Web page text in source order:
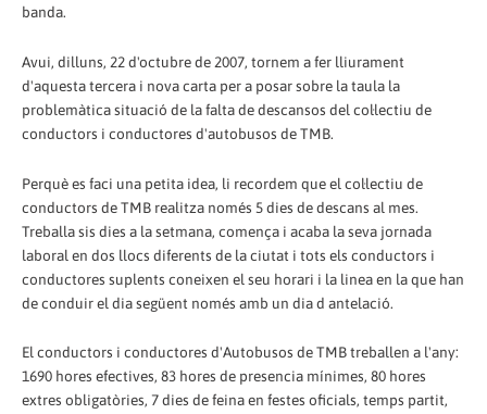
banda.
Avui, dilluns, 22 d'octubre de 2007, tornem a fer lliurament
d'aquesta tercera i nova carta per a posar sobre la taula la
problemàtica situació de la falta de descansos del col·lectiu de
conductors i conductores d'autobusos de TMB.
Perquè es faci una petita idea, li recordem que el col·lectiu de
conductors de TMB realitza només 5 dies de descans al mes.
Treballa sis dies a la setmana, comença i acaba la seva jornada
laboral en dos llocs diferents de la ciutat i tots els conductors i
conductores suplents coneixen el seu horari i la linea en la que han
de conduir el dia següent només amb un dia d antelació.
El conductors i conductores d'Autobusos de TMB treballen a l'any:
1690 hores efectives, 83 hores de presencia mínimes, 80 hores
extres obligatòries, 7 dies de feina en festes oficials, temps partit,